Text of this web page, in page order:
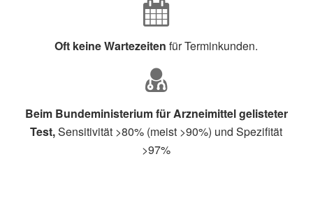
Oft keine Wartezeitenfür Terminkunden.
Beim Bundeministerium für Arzneimittel gelisteter
Test,Sensitivität >80% (meist >90%) und Spezifität
>97%